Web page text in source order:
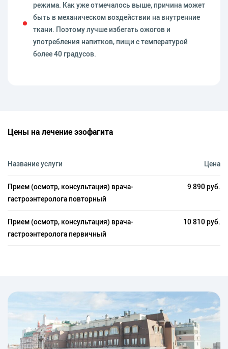
режима. Как уже отмечалось выше, причина может
быть в механическом воздействии на внутренние
ткани. Поэтому лучше избегать ожогов и
употребления напитков, пищи с температурой
более 40 градусов.
Цены на лечение эзофагита
Название услуги Цена
Прием (осмотр, консультация) врача-
гастроэнтеролога повторный
9 890 руб.
Прием (осмотр, консультация) врача-
гастроэнтеролога первичный
10 810 руб.